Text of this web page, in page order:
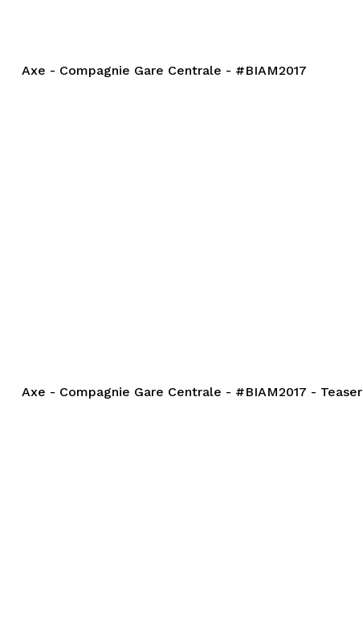
Axe - Compagnie Gare Centrale - #BIAM2017
Axe - Compagnie Gare Centrale - #BIAM2017 - Teaser